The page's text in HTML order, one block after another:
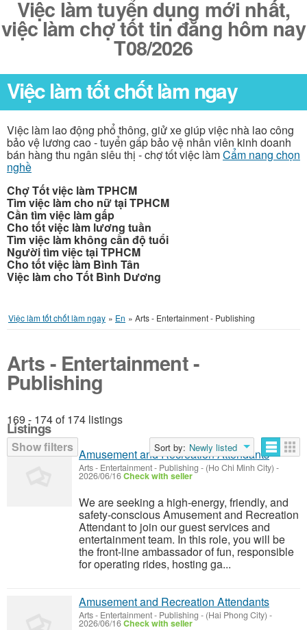
Việc làm tuyển dụng mới nhất,
việc làm chợ tốt tin đăng hôm nay
T08/2026
Việc làm tốt chốt làm ngay
Việc làm lao động phổ thông, giử xe giúp việc nhà lao công
bảo vệ lương cao - tuyển gấp bảo vệ nhân viên kinh doanh
bán hàng thu ngân siêu thị - chợ tốt việc làmCẩm nang chọn
nghề
Chợ Tốt việc làm TPHCM
Tìm việc làm cho nữ tại TPHCM
Cần tìm việc làm gấp
Cho tốt việc làm lương tuần
Tìm việc làm không cần độ tuổi
Người tìm việc tại TPHCM
Cho tốt việc làm Bình Tân
Việc làm cho Tốt Bình Dương
Việc làm tốt chốt làm ngay » En » Arts - Entertainment - Publishing
Arts - Entertainment -
Publishing
169 - 174 of 174 listings
Show filters
Sort by: Newly listed
Listings
Amusement and Recreation Attendants
Arts - Entertainment - Publishing - (Ho Chi Minh City) -
2026/06/16Check with seller
We are seeking a high-energy, friendly, and
safety-conscious Amusement and Recreation
Attendant to join our guest services and
entertainment team. In this role, you will be
the front-line ambassador of fun, responsible
for operating rides, hosting ga...
Amusement and Recreation Attendants
Arts - Entertainment - Publishing - (Hai Phong City) -
2026/06/16Check with seller